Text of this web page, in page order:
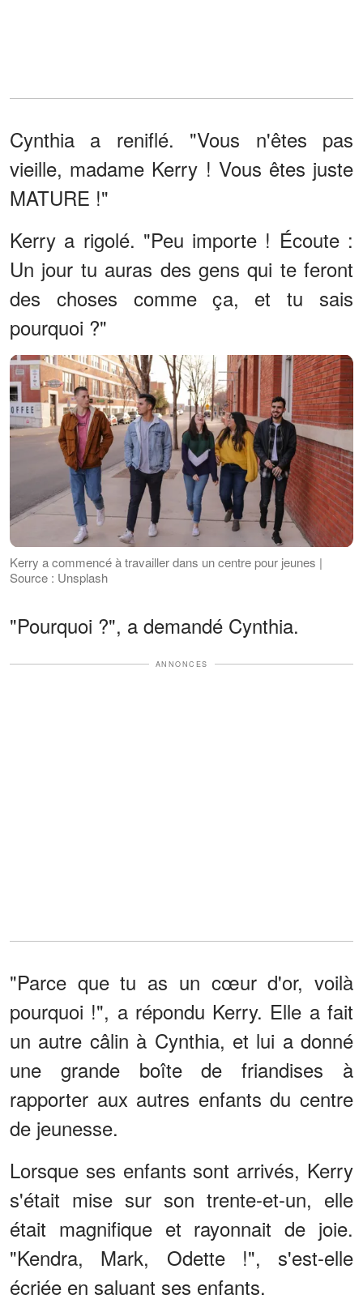
Cynthia a reniflé. "Vous n'êtes pas
vieille, madame Kerry ! Vous êtes juste
MATURE !"
Kerry a rigolé. "Peu importe ! Écoute :
Un jour tu auras des gens qui te feront
des choses comme ça, et tu sais
pourquoi ?"
Kerry a commencé à travailler dans un centre pour jeunes |
Source : Unsplash
"Pourquoi ?", a demandé Cynthia.
ANNONCES
"Parce que tu as un cœur d'or, voilà
pourquoi !", a répondu Kerry. Elle a fait
un autre câlin à Cynthia, et lui a donné
une grande boîte de friandises à
rapporter aux autres enfants du centre
de jeunesse.
Lorsque ses enfants sont arrivés, Kerry
s'était mise sur son trente-et-un, elle
était magnifique et rayonnait de joie.
"Kendra, Mark, Odette !", s'est-elle
écriée en saluant ses enfants.